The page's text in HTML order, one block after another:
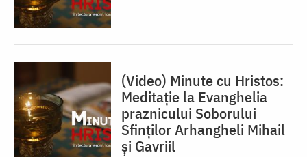
(Video) Minute cu Hristos:
Meditație la Evanghelia
praznicului Soborului
Sfinților Arhangheli Mihail
și Gavriil